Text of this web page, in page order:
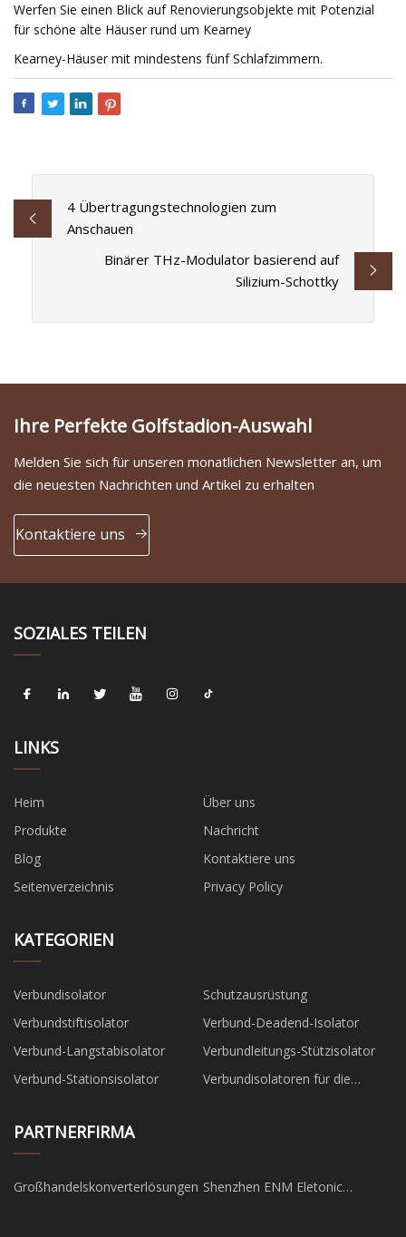
Werfen Sie einen Blick auf Renovierungsobjekte mit Potenzial
für schöne alte Häuser rund um Kearney
Kearney-Häuser mit mindestens fünf Schlafzimmern.
4 Übertragungstechnologien zum
Anschauen
Binärer THz-Modulator basierend auf
Silizium-Schottky
Ihre Perfekte Golfstadion-Auswahl
Melden Sie sich für unseren monatlichen Newsletter an, um
die neuesten Nachrichten und Artikel zu erhalten
Kontaktiere uns
SOZIALES TEILEN
LINKS
Heim
Über uns
Produkte
Nachricht
Blog
Kontaktiere uns
Seitenverzeichnis
Privacy Policy
KATEGORIEN
Verbundisolator
Schutzausrüstung
Verbundstiftisolator
Verbund-Deadend-Isolator
Verbund-Langstabisolator
Verbundleitungs-Stützisolator
Verbund-Stationsisolator
Verbundisolatoren für die
PARTNERFIRMA
Großhandelskonverterlösungen Shenzhen ENM Eletonic